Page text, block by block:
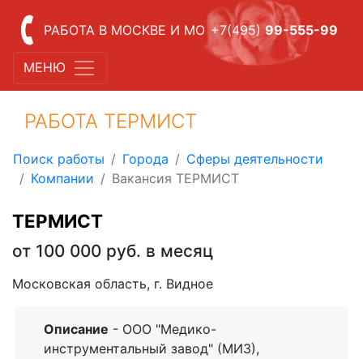
РАБОТА В МОСКВЕ И МО +7(495) 99-555-99
МЕНЮ
РАБОТА ТЕРМИСТ
Поиск работы Города
Сферы деятельности
Компании
Вакансия ТЕРМИСТ
ТЕРМИСТ
от 100 000 руб. в месяц
Московская область, г. Видное
Описание - ООО "Медико-
инструментальный завод" (МИЗ),